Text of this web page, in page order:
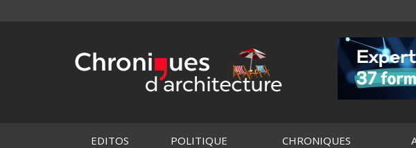
EDITOS POLITIQUE CHRONIQUES